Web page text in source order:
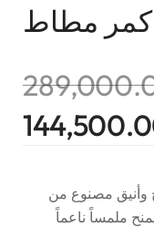
كمر مطاط
وأنيق مصنوع من
بوليستر 43%، ولينن 15% يمنح ملمساً ناعماً